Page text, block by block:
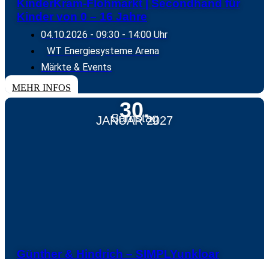
KinderKram-Flohmarkt | Secondhand für
Kinder von 0 – 16 Jahre
04.10.2026 - 09:30 - 14:00 Uhr
WT Energiesysteme Arena
Märkte & Events
MEHR INFOS
30.
JANUAR 2027
Samstag
Günther & Hindrich – SIMPLYunkloar